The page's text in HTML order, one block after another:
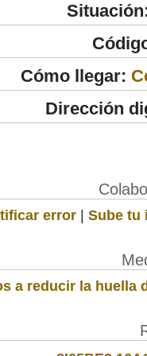
Cómo llegar:
Dirección
error | Sube tu
a reducir la huella